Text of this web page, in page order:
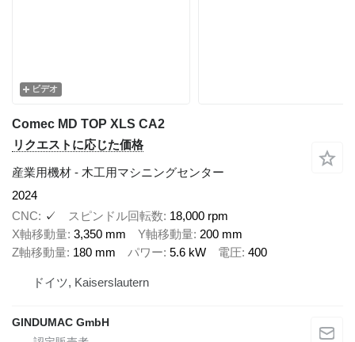
ビデオ
Comec MD TOP XLS CA2
リクエストに応じた価格
産業用機材 - 木工用マシニングセンター
2024
CNC
✓ スピンドル回転数 18,000 rpm
X軸移動量 3,350 mm Y軸移動量 200 mm
Z軸移動量 180 mm パワー 5.6 kW 電圧 400
ドイツ, Kaiserslautern
GINDUMAC GmbH